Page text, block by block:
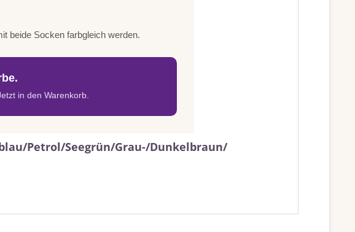
beide Socken farbgleich werden.
in den Warenkorb.
Petrol/Seegrün/Grau-/Dunkelbraun/